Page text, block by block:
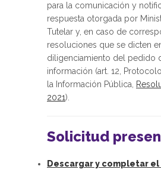
para la comunicación y
respuesta otorgada por
Tutelar y, en caso de
resoluciones que se dicten
diligenciamiento del pedido
información (art. 12,
la Información Pública,
2021).
Solicitud
Descargar y completar